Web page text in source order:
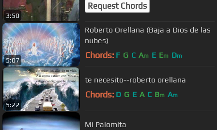
3:50
Request Chords
5:07
Roberto Orellana (Baja a Dios de las
nubes)
Chords: F G C Am E Em Dm
5:22
te necesito--roberto orellana
Chords: D G E A C Bm Am
Mi Palomita